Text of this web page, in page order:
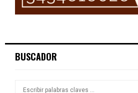
BUSCADOR